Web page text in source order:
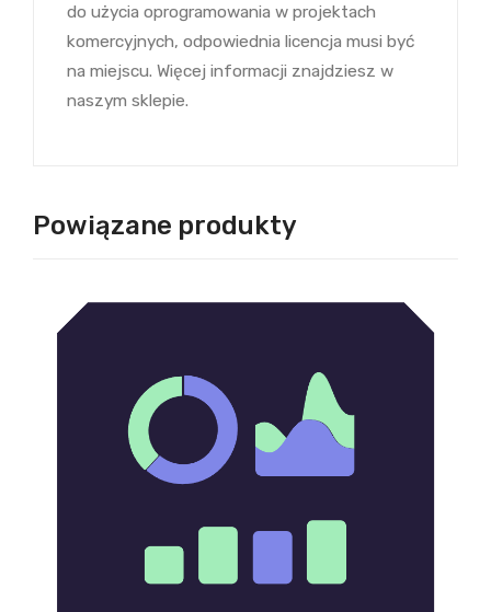
do użycia oprogramowania w projektach
komercyjnych, odpowiednia licencja musi być
na miejscu. Więcej informacji znajdziesz w
naszym sklepie.
Powiązane produkty